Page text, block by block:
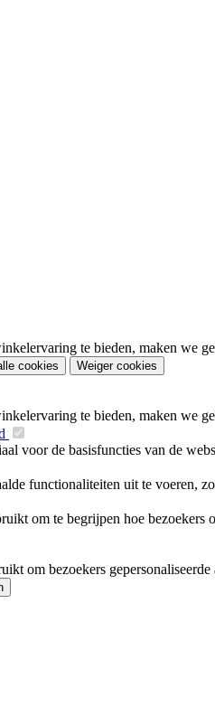
te bieden, maken we
cookies Weiger cookies
te bieden, maken we
voor de basisfuncties van de
functionaliteiten uit te voeren,
om te begrijpen hoe bezoekers
om bezoekers